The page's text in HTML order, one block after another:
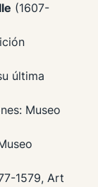
(1607-
última
Museo
1579, Art